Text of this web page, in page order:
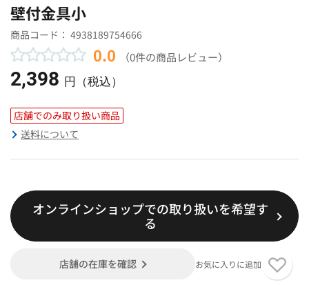
壁付金具小
商品コード： 4938189754666
0.0 （0件の商品レビュー）
2,398 円（税込）
店舗でのみ取り扱い商品
送料について
オンラインショップでの取り扱いを希望す
る
店舗の在庫を確認 お気に入りに追加